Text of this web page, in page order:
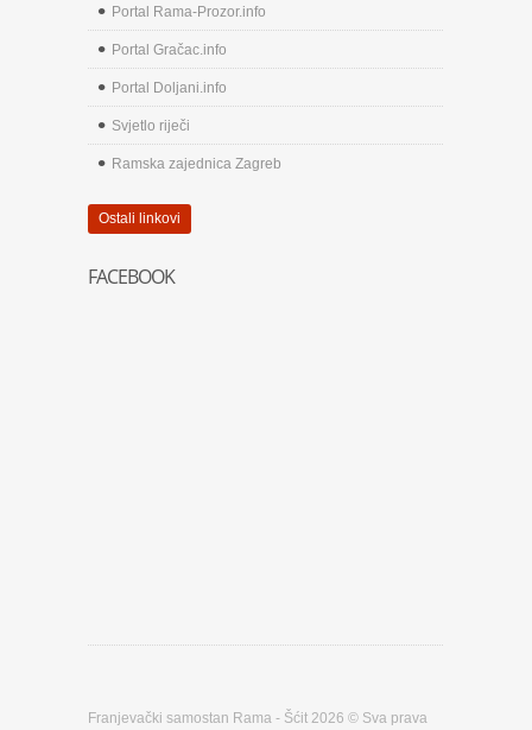
Portal Rama-Prozor.info
Portal Gračac.info
Portal Doljani.info
Svjetlo riječi
Ramska zajednica Zagreb
Ostali linkovi
FACEBOOK
Franjevački samostan Rama - Šćit 2026 © Sva prava